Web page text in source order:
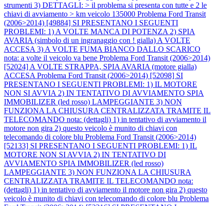
strumenti 3) DETTAGLI: > il problema si presenta con tutte e 2 le
chiavi di avviamento > km veicolo 135000 Problema Ford Transit
(2006>2014) [49884] SI PRESENTANO I SEGUENTI
PROBLEMI: 1) A VOLTE MANCA DI POTENZA 2) SPIA
AVARIA (simbolo di un ingranaggio con ! gialla) A VOLTE
ACCESA 3) A VOLTE FUMA BIANCO DALLO SCARICO
nota: a volte il veicolo va bene Problema Ford Transit (2006>2014)
[52024] A VOLTE STRAPPA, SPIA AVARIA (motore gialla)
ACCESA Problema Ford Transit (2006>2014) [52098] SI
PRESENTANO I SEGUENTI PROBLEMI: 1) IL MOTORE
NON SI AVVIA 2) IN TENTATIVO DI AVVIAMENTO SPIA
IMMOBILIZER (led rosso) LAMPEGGIANTE 3) NON
FUNZIONA LA CHIUSURA CENTRALIZZATA TRAMITE IL
TELECOMANDO nota: (dettagli) 1) in tentativo di avviamento il
motore non gira 2) questo veicolo è munito di chiavi con
telecomando di colore blu Problema Ford Transit (2006>2014)
[52133] SI PRESENTANO I SEGUENTI PROBLEMI: 1) IL
MOTORE NON SI AVVIA 2) IN TENTATIVO DI
AVVIAMENTO SPIA IMMOBILIZER (led rosso)
LAMPEGGIANTE 3) NON FUNZIONA LA CHIUSURA
CENTRALIZZATA TRAMITE IL TELECOMANDO nota:
(dettagli) 1) in tentativo di avviamento il motore non gira 2) questo
veicolo è munito di chiavi con telecomando di colore blu Problema